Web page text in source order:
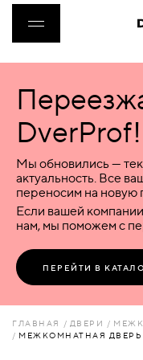
ДВЕРИ
ФУРНИТУРА
ВОРОТА
DverProf!
Мы обновились —
актуальность. Все
переносим на новую
Если вашей
нам, мы поможем с
ПЕРЕЙТИ В
ГЛАВНАЯ ДВЕРИ
МЕЖКОМНАТНАЯ ДВЕРЬ